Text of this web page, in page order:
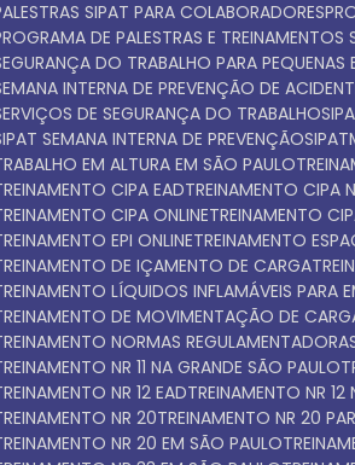
PALESTRAS SIPAT PARA COLABORADORES
PROGRAMA DE PALESTRAS E TREINAMENTOS
SEGURANÇA DO TRABALHO PARA PEQUENAS
SEMANA INTERNA DE PREVENÇÃO DE
SERVIÇOS DE SEGURANÇA DO TRABALHO
SIPAT SEMANA INTERNA DE PREVENÇÃO
TRABALHO EM ALTURA EM SÃO PAULO
TREINAMENTO CIPA EAD TREINAMENTO CIPA
TREINAMENTO CIPA ONLINE TREINAMENTO
TREINAMENTO EPI ONLINE TREINAMENTO
TREINAMENTO DE IÇAMENTO DE CARGA
TREINAMENTO LÍQUIDOS INFLAMÁVEIS PARA
TREINAMENTO DE MOVIMENTAÇÃO DE
TREINAMENTO NORMAS
TREINAMENTO NR 11 NA GRANDE SÃO PAULO
TREINAMENTO NR 12 EAD TREINAMENTO NR
TREINAMENTO NR 20 TREINAMENTO NR 20
TREINAMENTO NR 20 EM SÃO PAULO